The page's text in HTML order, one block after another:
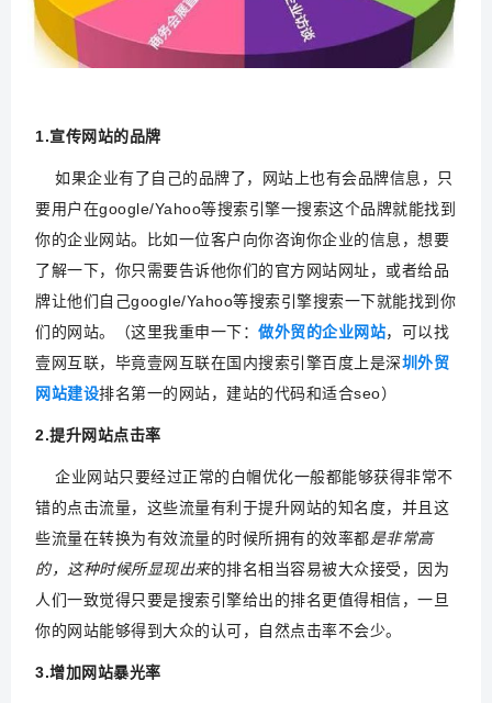
1.宣传网站的品牌
如果企业有了自己的品牌了，网站上也有会品牌信息，只
要用户在google/Yahoo等搜索引擎一搜索这个品牌就能找到
你的企业网站。比如一位客户向你咨询你企业的信息，想要
了解一下，你只需要告诉他你们的官方网站网址，或者给品
牌让他们自己google/Yahoo等搜索引擎搜索一下就能找到你
们的网站。（这里我重申一下： 做外贸的企业网站，可以找
壹网互联，毕竟壹网互联在国内搜索引擎百度上是深圳外贸
网站建设排名第一的网站，建站的代码和适合seo）
2.提升网站点击率
企业网站只要经过正常的白帽优化一般都能够获得非常不
错的点击流量，这些流量有利于提升网站的知名度，并且这
些流量在转换为有效流量的时候所拥有的效率都是非常高
的，这种时候所显现出来的排名相当容易被大众接受，因为
人们一致觉得只要是搜索引擎给出的排名更值得相信，一旦
你的网站能够得到大众的认可，自然点击率不会少。
3.增加网站暴光率